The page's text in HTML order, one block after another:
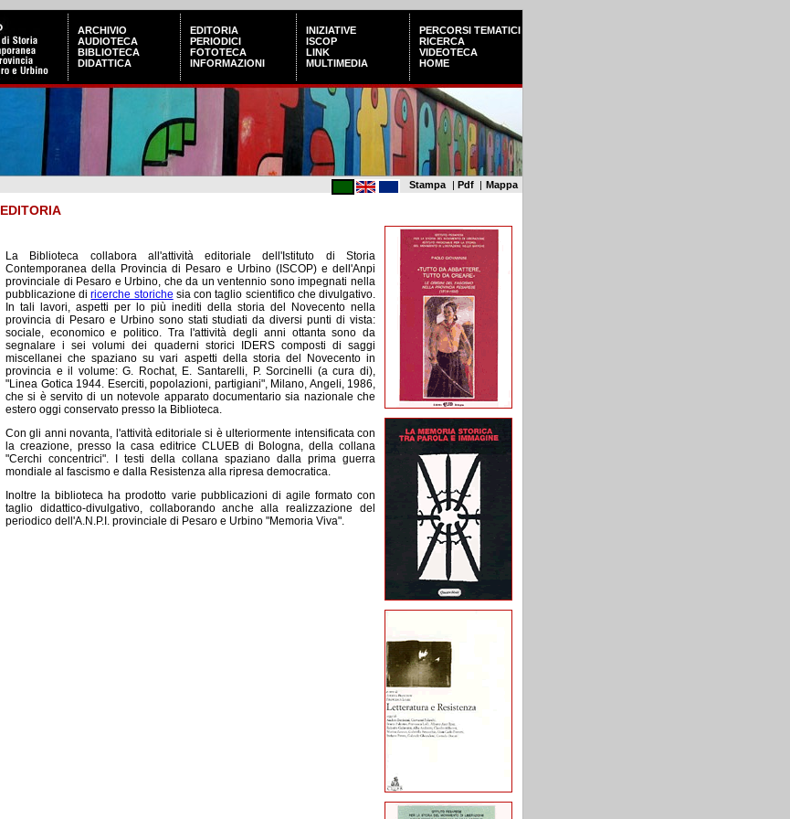
ARCHIVIO
AUDIOTECA
BIBLIOTECA
DIDATTICA
EDITORIA
PERIODICI
FOTOTECA
INFORMAZIONI
INIZIATIVE
ISCOP
LINK
MULTIMEDIA
PERCORSI TEMATICI
RICERCA
VIDEOTECA
HOME
Mappa
|
Pdf
|
Stampa
EDITORIA
La Biblioteca collabora all'attività editoriale dell'Istituto di Storia
Contemporanea della Provincia di Pesaro e Urbino (ISCOP) e dell'Anpi
provinciale di Pesaro e Urbino, che da un ventennio sono impegnati nella
pubblicazione diricerche storiche sia con taglio scientifico che divulgativo.
In tali lavori, aspetti per lo più inediti della storia del Novecento nella
provincia di Pesaro e Urbino sono stati studiati da diversi punti di vista:
sociale, economico e politico. Tra l'attività degli anni ottanta sono da
segnalare i sei volumi dei quaderni storici IDERS composti di saggi
miscellanei che spaziano su vari aspetti della storia del Novecento in
provincia e il volume: G. Rochat, E. Santarelli, P. Sorcinelli (a cura di),
"Linea Gotica 1944. Eserciti, popolazioni, partigiani", Milano, Angeli, 1986,
che si è servito di un notevole apparato documentario sia nazionale che
estero oggi conservato presso la Biblioteca.
Con gli anni novanta, l'attività editoriale si è ulteriormente intensificata con
la creazione, presso la casa editrice CLUEB di Bologna, della collana
"Cerchi concentrici". I testi della collana spaziano dalla prima guerra
mondiale al fascismo e dalla Resistenza alla ripresa democratica.
Inoltre la biblioteca ha prodotto varie pubblicazioni di agile formato con
taglio didattico-divulgativo, collaborando anche alla realizzazione del
periodico dell'A.N.P.I. provinciale di Pesaro e Urbino "Memoria Viva".